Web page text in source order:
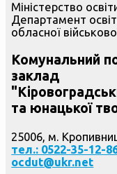
Міністерство
Департамент
обласної
Комунальний
заклад
та юнацької
25006, м.
тел.: 0522-35-12-
ocdut@ukr.net